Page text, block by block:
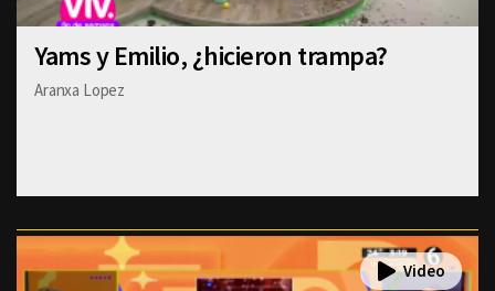
Yams y Emilio, ¿hicieron trampa?
Aranxa Lopez